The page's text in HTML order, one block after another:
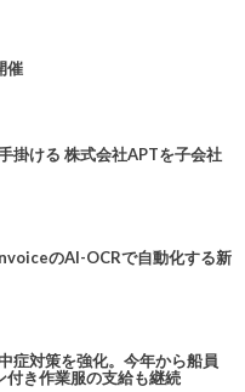
催
掛ける 株式会社APTを子会社
のAI-OCRで自動化する新
症対策を強化。今年から船員
き作業服の支給も継続